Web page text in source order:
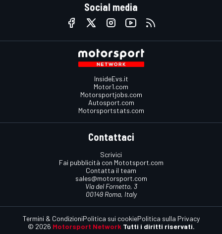
Social media
InsideEvs.it
Motor1.com
Motorsportjobs.com
Autosport.com
Motorsportstats.com
Contattaci
Scrivici
Fai pubblicità con Mototsport.com
Contatta il team
sales@motorsport.com
Via del Fornetto, 3
00149 Roma, Italy
© 2026 Motorsport Network Tutti i diritti riservati.
Termini & CondizioniPolitica sui cookiePolitica sulla Privacy